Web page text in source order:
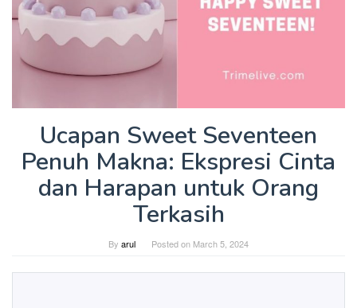
Ucapan Sweet Seventeen
Penuh Makna: Ekspresi Cinta
dan Harapan untuk Orang
Terkasih
By arul Posted on March 5, 2024